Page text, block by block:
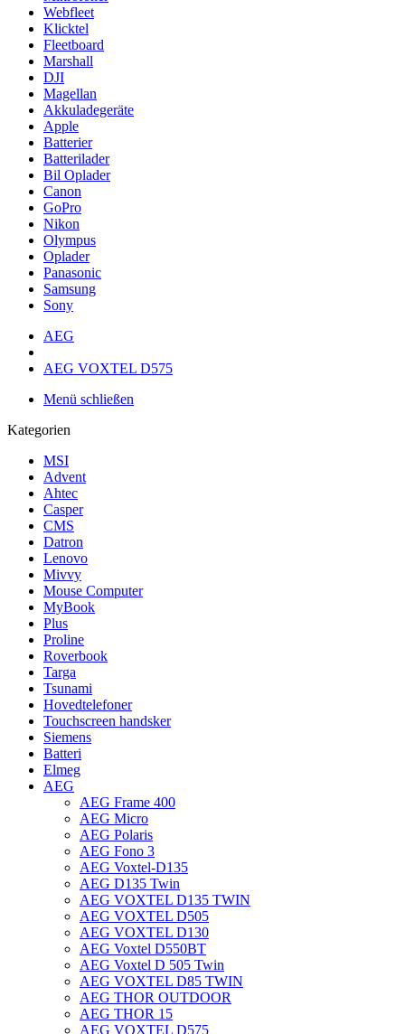
Webfleet
Klicktel
Fleetboard
Marshall
DJI
Magellan
Akkuladegeräte
Apple
Batterier
Batterilader
Bil Oplader
Canon
GoPro
Nikon
Olympus
Oplader
Panasonic
Samsung
Sony
AEG
AEG VOXTEL D575
Menü schließen
Kategorien
MSI
Advent
Ahtec
Casper
CMS
Datron
Lenovo
Mivvy
Mouse Computer
MyBook
Plus
Proline
Roverbook
Targa
Tsunami
Hovedtelefoner
Touchscreen handsker
Siemens
Batteri
Elmeg
AEG
AEG Frame 400
AEG Micro
AEG Polaris
AEG Fono 3
AEG Voxtel-D135
AEG D135 Twin
AEG VOXTEL D135 TWIN
AEG VOXTEL D505
AEG VOXTEL D130
AEG Voxtel D550BT
AEG Voxtel D 505 Twin
AEG VOXTEL D85 TWIN
AEG THOR OUTDOOR
AEG THOR 15
AEG VOXTEL D575